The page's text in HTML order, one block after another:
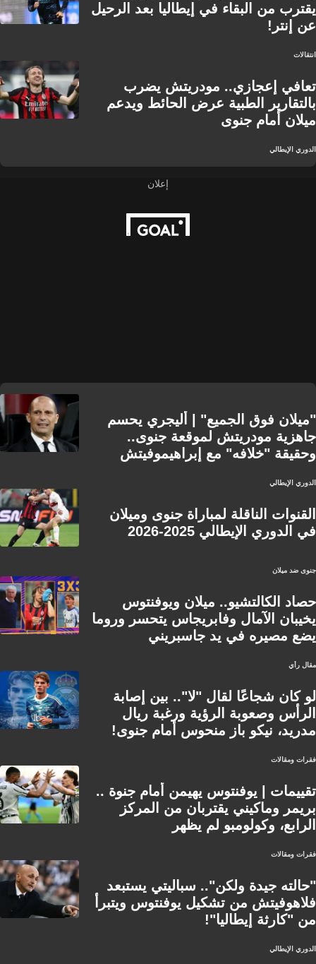
يقترب من البقاء في إيطاليا بعد الرحيل
عن إنتر!
انتقالات
تعافي إعجازي.. مودريتش يضرب
بالتقارير الطبية عرض الحائط ويدعم
ميلان أمام جنوى
الدوري الإيطالي
"ميلان فوق الجميع" | أليجري يحسم
جاهزية مودريتش لموقعة جنوى..
وحقيقة "خلافه" مع إبراهيموفيتش
الدوري الإيطالي
القنوات الناقلة لمباراة جنوى وميلان
في الدوري الإيطالي 2025-2026
جنوى ضد ميلان
حصاد الكالتشيو.. ميلان ويوفنتوس
يخيبان الآمال وفابريجاس يتحسر وروما
يضع مصيره في يد جاسبريني
مقال رأي
لو كان شجاعًا لقال "لا".. بين إصابة
الرأس وصعوبة الرؤية ورغبة ريال
مدريد، نيكو باز منحوس أمام جنوى!
فقرات ومقالات
تقييمات | يوفنتوس يهيمن أمام جنوة ..
بريمر وماكيني يقتربان من المركز
الرابع، وكولومبو لم يظهر
فقرات ومقالات
"حالته جيدة ولكن".. سباليتي يستبعد
فلاهوفيتش من تشكيل يوفنتوس ويتبرأ
من "كارثة إيطاليا"!
الدوري الإيطالي